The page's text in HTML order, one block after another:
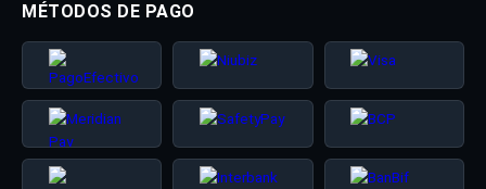
MÉTODOS DE PAGO